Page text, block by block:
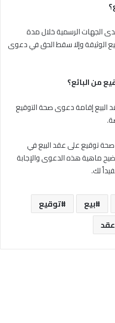
الجهات الرسمية خلال مدة
الوثيقة وإلا سقط الحق في دعوى
من البائع؟
إقامة دعوى صحة التوقيع
توقيع على عقد البيع في
ماهية هذه الدعوى والإجابة
لك.
بيع
توقيع
عقد